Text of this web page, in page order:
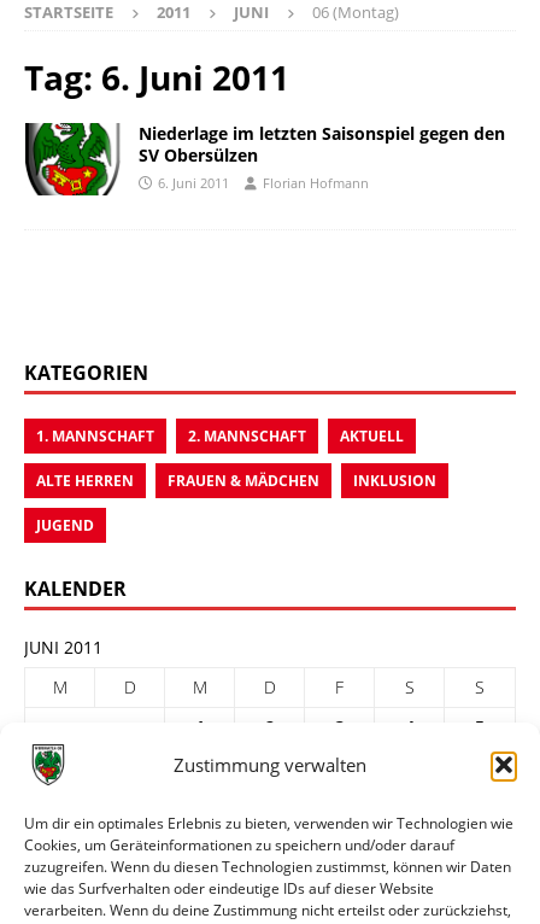
Zustimmung verwalten
Um dir ein optimales Erlebnis zu bieten, verwenden wir Technologien wie
Cookies, um Geräteinformationen zu speichern und/oder darauf
zuzugreifen. Wenn du diesen Technologien zustimmst, können wir Daten
wie das Surfverhalten oder eindeutige IDs auf dieser Website
verarbeiten. Wenn du deine Zustimmung nicht erteilst oder zurückziehst,
STARTSEITE 2011 JUNI 06 (Montag)
Tag: 6. Juni 2011
Niederlage im letzten Saisonspiel gegen den
SV Obersülzen
6. Juni 2011 Florian Hofmann
KATEGORIEN
1. MANNSCHAFT 2. MANNSCHAFT AKTUELL
ALTE HERREN FRAUEN & MÄDCHEN INKLUSION
JUGEND
KALENDER
JUNI 2011
M
D M D F S
S
1
2 3 4
5
6
8 9 10
20
21 22 23 24 25
27
28 29
30